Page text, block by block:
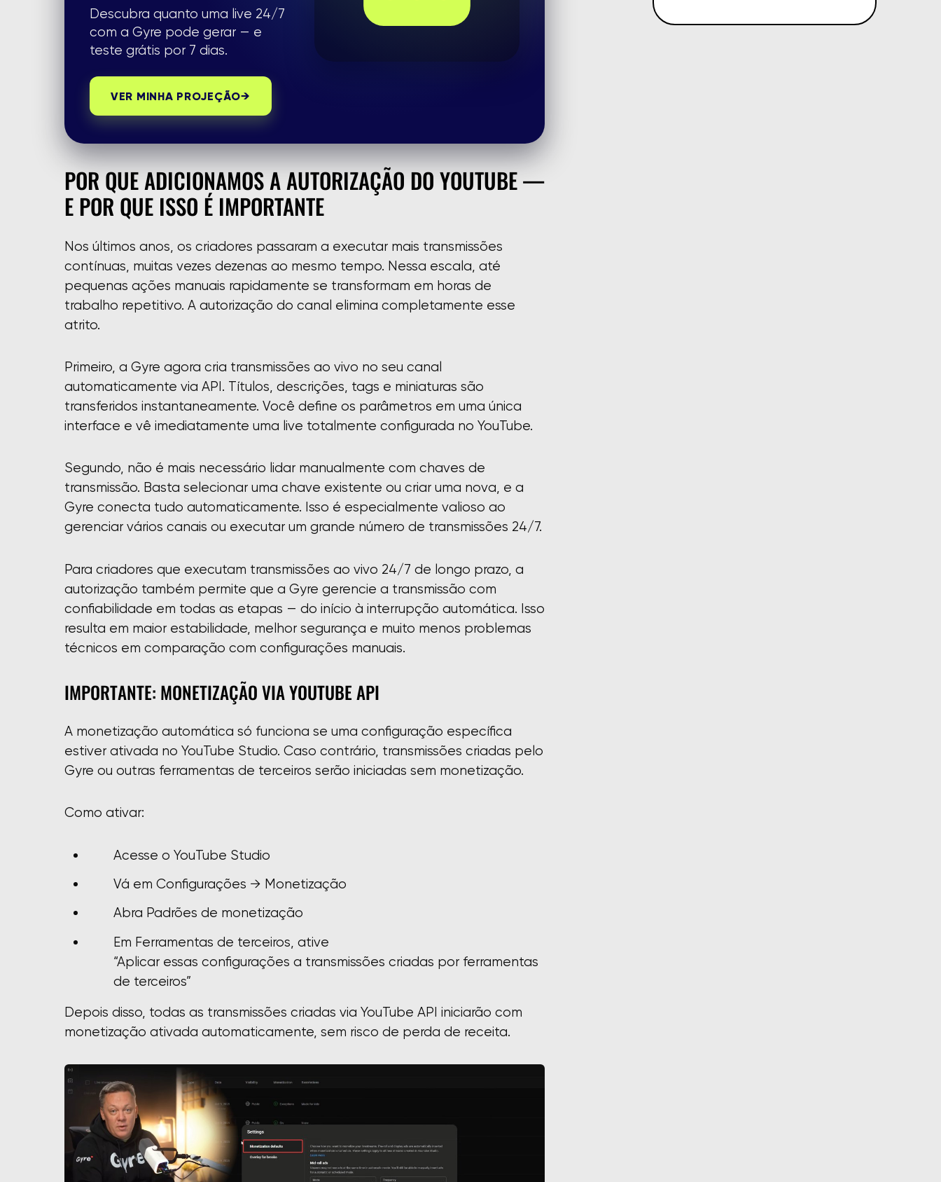
Descubra quanto uma live 24/7
com a Gyre pode gerar — e
teste grátis por 7 dias.
VER MINHA PROJEÇÃO→
POR QUE ADICIONAMOS A AUTORIZAÇÃO DO YOUTUBE —
E POR QUE ISSO É IMPORTANTE
Nos últimos anos, os criadores passaram a executar mais transmissões
contínuas, muitas vezes dezenas ao mesmo tempo. Nessa escala, até
pequenas ações manuais rapidamente se transformam em horas de
trabalho repetitivo. A autorização do canal elimina completamente esse
atrito.
Primeiro, a Gyre agora cria transmissões ao vivo no seu canal
automaticamente via API. Títulos, descrições, tags e miniaturas são
transferidos instantaneamente. Você define os parâmetros em uma única
interface e vê imediatamente uma live totalmente configurada no YouTube.
Segundo, não é mais necessário lidar manualmente com chaves de
transmissão. Basta selecionar uma chave existente ou criar uma nova, e a
Gyre conecta tudo automaticamente. Isso é especialmente valioso ao
gerenciar vários canais ou executar um grande número de transmissões 24/7.
Para criadores que executam transmissões ao vivo 24/7 de longo prazo, a
autorização também permite que a Gyre gerencie a transmissão com
confiabilidade em todas as etapas — do início à interrupção automática. Isso
resulta em maior estabilidade, melhor segurança e muito menos problemas
técnicos em comparação com configurações manuais.
IMPORTANTE: MONETIZAÇÃO VIA YOUTUBE API
A monetização automática só funciona se uma configuração específica
estiver ativada no YouTube Studio. Caso contrário, transmissões criadas pelo
Gyre ou outras ferramentas de terceiros serão iniciadas sem monetização.
Como ativar:
Acesse o YouTube Studio
Vá em Configurações → Monetização
Abra Padrões de monetização
Em Ferramentas de terceiros, ative
“Aplicar essas configurações a transmissões criadas por ferramentas
de terceiros”
Depois disso, todas as transmissões criadas via YouTube API iniciarão com
monetização ativada automaticamente, sem risco de perda de receita.